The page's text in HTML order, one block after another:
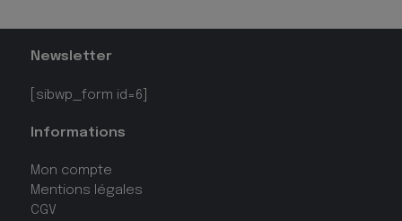
Newsletter
[sibwp_form id=6]
Informations
Mon compte
Mentions légales
CGV